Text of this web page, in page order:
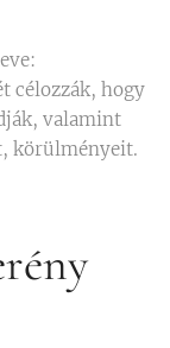
célozzák, hogy
valamint
körülményeit.